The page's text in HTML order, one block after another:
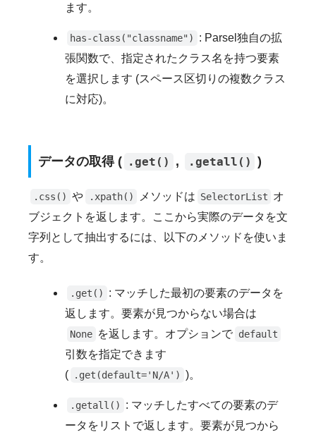
ます。
has-class("classname")
: Parsel独自の拡
張関数で、指定されたクラス名を持つ要素
を選択します (スペース区切りの複数クラス
に対応)。
データの取得 ( .get() , .getall() )
.css() や .xpath() メソッドは SelectorList オ
ブジェクトを返します。ここから実際のデータを文
字列として抽出するには、以下のメソッドを使いま
す。
.get()
: マッチした最初の要素のデータを
返します。要素が見つからない場合は
None を返します。オプションで default
引数を指定できます
(
.get(default='N/A') )。
.getall()
: マッチしたすべての要素のデ
ータをリストで返します。要素が見つから